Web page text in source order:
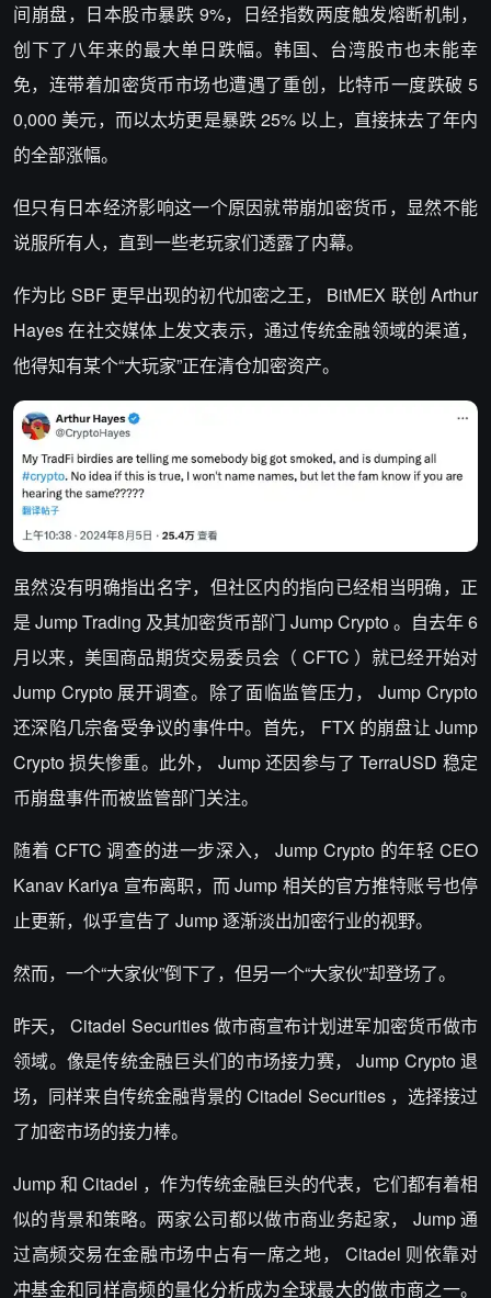
间崩盘，日本股市暴跌 9%，日经指数两度触发熔断机制，
创下了八年来的最大单日跌幅。韩国、台湾股市也未能幸
免，连带着加密货币市场也遭遇了重创，比特币一度跌破 5
0,000 美元，而以太坊更是暴跌 25% 以上，直接抹去了年内
的全部涨幅。
但只有日本经济影响这一个原因就带崩加密货币，显然不能
说服所有人，直到一些老玩家们透露了内幕。
作为比 SBF 更早出现的初代加密之王， BitMEX 联创 Arthur
Hayes 在社交媒体上发文表示，通过传统金融领域的渠道，
他得知有某个“大玩家”正在清仓加密资产。
虽然没有明确指出名字，但社区内的指向已经相当明确，正
是 Jump Trading 及其加密货币部门 Jump Crypto 。自去年 6
月以来，美国商品期货交易委员会（ CFTC ）就已经开始对
Jump Crypto 展开调查。除了面临监管压力， Jump Crypto
还深陷几宗备受争议的事件中。首先， FTX 的崩盘让 Jump
Crypto 损失惨重。此外， Jump 还因参与了 TerraUSD 稳定
币崩盘事件而被监管部门关注。
随着 CFTC 调查的进一步深入， Jump Crypto 的年轻 CEO
Kanav Kariya 宣布离职，而 Jump 相关的官方推特账号也停
止更新，似乎宣告了 Jump 逐渐淡出加密行业的视野。
然而，一个“大家伙”倒下了，但另一个“大家伙”却登场了。
昨天， Citadel Securities 做市商宣布计划进军加密货币做市
领域。像是传统金融巨头们的市场接力赛， Jump Crypto 退
场，同样来自传统金融背景的 Citadel Securities ，选择接过
了加密市场的接力棒。
Jump 和 Citadel ，作为传统金融巨头的代表，它们都有着相
似的背景和策略。两家公司都以做市商业务起家， Jump 通
过高频交易在金融市场中占有一席之地， Citadel 则依靠对
冲基金和同样高频的量化分析成为全球最大的做市商之一。